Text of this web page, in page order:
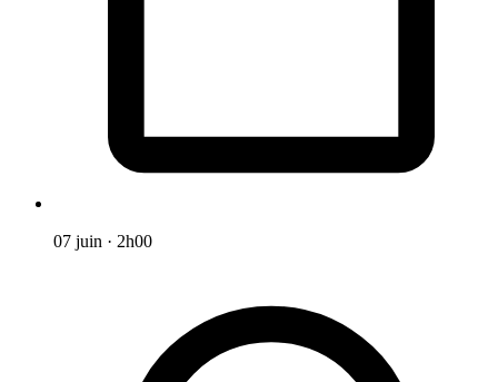
07 juin · 2h00